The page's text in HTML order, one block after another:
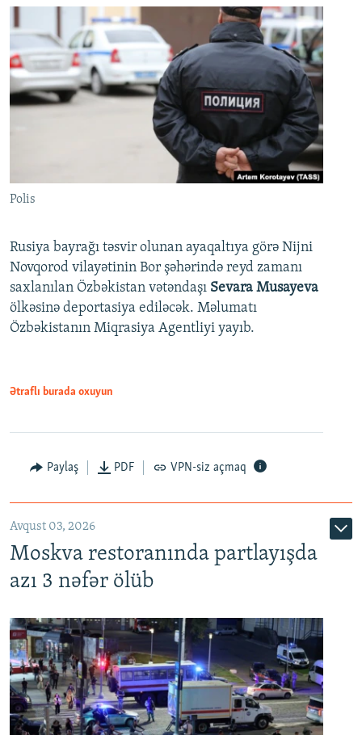
Polis
Rusiya bayrağı təsvir olunan ayaqaltıya görə Nijni
Novqorod vilayətinin Bor şəhərində reyd zamanı
saxlanılan Özbəkistan vətəndaşı Sevara Musayeva
ölkəsinə deportasiya ediləcək. Məlumatı
Özbəkistanın Miqrasiya Agentliyi yayıb.
Ətraflı burada oxuyun
Paylaş PDF VPN-siz açmaq
Avqust 03, 2026
Moskva restoranında partlayışda
azı 3 nəfər ölüb